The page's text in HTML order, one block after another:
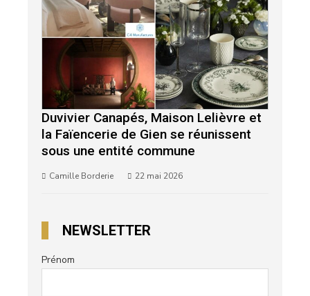
Duvivier Canapés, Maison Lelièvre et
la Faïencerie de Gien se réunissent
sous une entité commune
Camille Borderie 22 mai 2026
NEWSLETTER
Prénom